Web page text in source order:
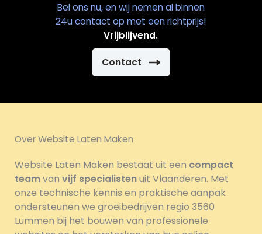
Bel ons nu, en wij nemen al binnen
24u contact op met een richtprijs!
Vrijblijvend.
Contact
Over Website Laten Maken
Website Laten Maken bestaat uit een compact
teamvan vijf specialistenuit Vlaanderen. Met
onze technische kennis en praktische aanpak
ondersteunen we groeibedrijven regio 3560
Lummen bij het bouwen van professionele